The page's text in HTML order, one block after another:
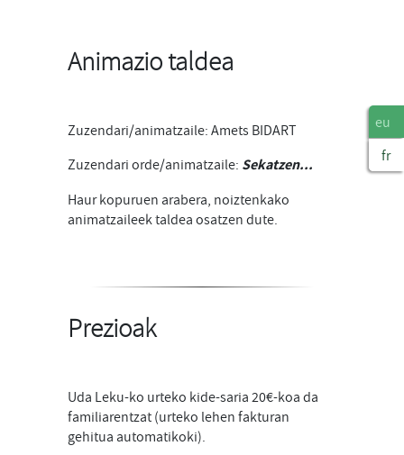
eu
fr
Animazio taldea
Zuzendari/animatzaile: Amets BIDART
Zuzendari orde/animatzaile: Sekatzen...
Haur kopuruen arabera, noiztenkako
animatzaileek taldea osatzen dute.
Prezioak
Uda Leku-ko urteko kide-saria 20€-koa da
familiarentzat (urteko lehen fakturan
gehitua automatikoki).